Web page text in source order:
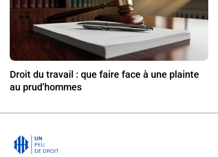
Droit du travail : que faire face à une plainte
au prud’hommes